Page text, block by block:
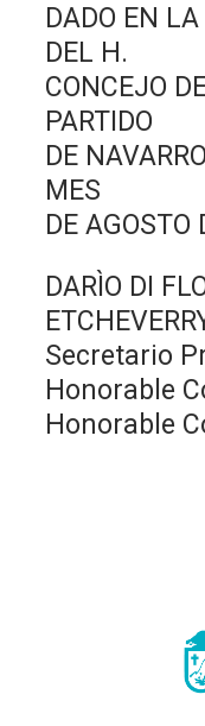
DADO EN
DEL H.
CONCEJO
PARTIDO
DE
MES
DE AGOSTO
DARÌO DI
Secretario
Honorable
Honorable